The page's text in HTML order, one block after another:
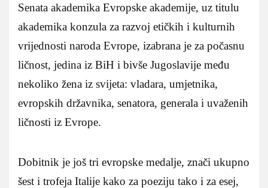
Senata akademika Evropske akademije, uz titulu
akademika konzula za razvoj etičkih i kulturnih
vrijednosti naroda Evrope, izabrana je za počasnu
ličnost, jedina iz BiH i bivše Jugoslavije među
nekoliko žena iz svijeta: vladara, umjetnika,
evropskih državnika, senatora, generala i uvaženih
ličnosti iz Evrope.
Dobitnik je još tri evropske medalje, znači ukupno
šest i trofeja Italije kako za poeziju tako i za esej,